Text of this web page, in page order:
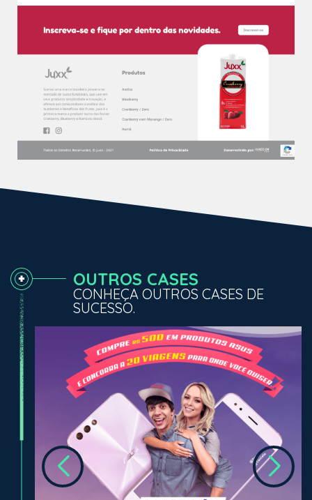
OUTROS CASES
CONHEÇA OUTROS CASES DE
SUCESSO.